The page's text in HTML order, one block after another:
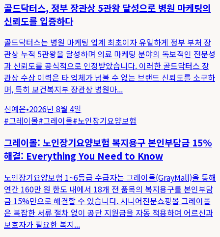
골드닥터스, 정부 장관상 5관왕 달성으로 병원 마케팅의
신뢰도를 입증하다
골드닥터스는 병원 마케팅 업계 최초이자 유일하게 정부 부처 장
관상 누적 5관왕을 달성하며 의료 마케팅 분야의 독보적인 전문성
과 신뢰도를 공식적으로 인정받았습니다. 이러한 골드닥터스 장
관상 수상 이력은 타 업체가 넘볼 수 없는 브랜드 신뢰도를 소구하
며, 특히 보건복지부 장관상 병원마...
신예은•2026년 8월 4일
#그레이몰#그레이몰#노인장기요양보험
그레이몰: 노인장기요양보험 복지용구 본인부담금 15%
해결: Everything You Need to Know
노인장기요양보험 1~6등급 수급자는 그레이몰(GrayMall)을 통해
연간 160만 원 한도 내에서 18개 전 품목의 복지용구를 본인부담
금 15%만으로 해결할 수 있습니다. 시니어전문쇼핑몰 그레이몰
은 복잡한 서류 절차 없이 공단 지원금을 자동 적용하여 어르신과
보호자가 필요한 복지...